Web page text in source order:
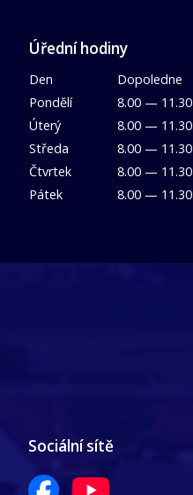
Úřední hodiny
Den Dopoledne
Pondělí
8.00 — 11.30
Úterý
8.00 — 11.30
Středa
8.00 — 11.30
Čtvrtek
8.00 — 11.30
Pátek
8.00 — 11.30
Sociální sítě